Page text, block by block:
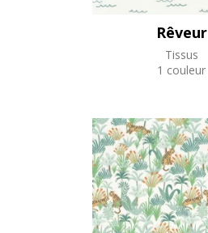
Rêveur
Tissus
1 couleur